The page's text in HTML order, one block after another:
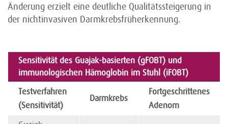
Änderung erzielt eine deutliche Qualitäts­steigerung in
der nichtinvasiven Darm­krebs­früherkennung.
Sensitivität des Guajak-basierten (gFOBT) und
immunologischen Hämoglobin im Stuhl (iFOBT)
Testverfahren
(Sensitivität)
Darmkrebs
Fortgeschrittenes
Adenom